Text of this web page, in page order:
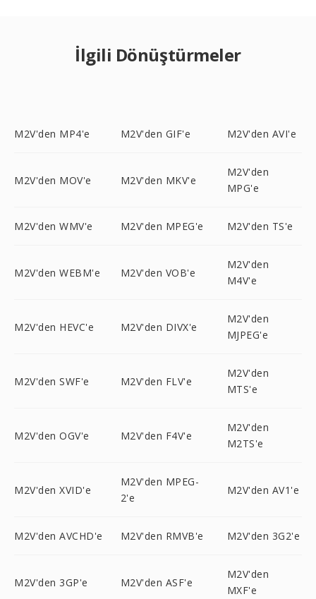
İlgili Dönüştürmeler
M2V'den MP4'e M2V'den GIF'e M2V'den AVI'e
M2V'den MOV'e M2V'den MKV'e
M2V'den
MPG'e
M2V'den WMV'e M2V'den MPEG'e M2V'den TS'e
M2V'den WEBM'e M2V'den VOB'e
M2V'den
M4V'e
M2V'den HEVC'e M2V'den DIVX'e
M2V'den
MJPEG'e
M2V'den SWF'e M2V'den FLV'e
M2V'den
MTS'e
M2V'den OGV'e M2V'den F4V'e
M2V'den
M2TS'e
M2V'den XVID'e
M2V'den MPEG-
2'e
M2V'den AV1'e
M2V'den AVCHD'e M2V'den RMVB'e M2V'den 3G2'e
M2V'den 3GP'e M2V'den ASF'e
M2V'den
MXF'e